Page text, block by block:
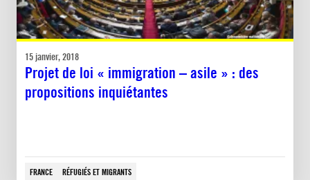
15 janvier, 2018
Projet de loi « immigration – asile » : des
propositions inquiétantes
FRANCE RÉFUGIÉS ET MIGRANTS